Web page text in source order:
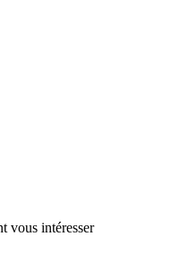
vous intéresser